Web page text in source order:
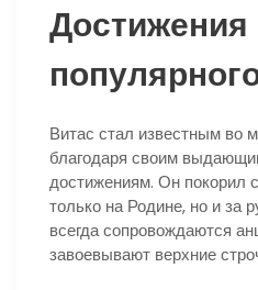
Достижения
Витас стал известным во
благодаря своим
достижениям. Он покорил
только на Родине, но и за
всегда сопровождаются
завоевывают верхние